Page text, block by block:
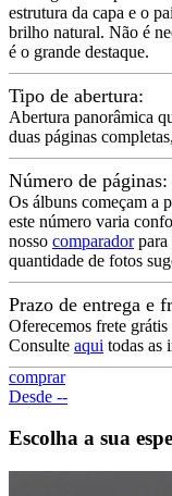
estrutura da capa e o
brilho natural. Não é
é o grande destaque.
Tipo de abertura:
Abertura panorâmica
duas páginas
Número de páginas:
Os álbuns começam a
este número varia
nosso comparadorpara
quantidade de fotos
Prazo de entrega e
Oferecemos frete
Consulte aqui todas as
comprar
Desde --
Escolha a sua